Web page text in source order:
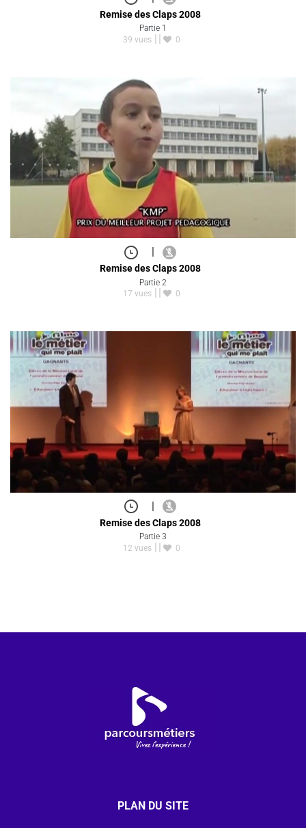
Remise des Claps 2008
Partie 1
39 vues
0
|
Remise des Claps 2008
Partie 2
17 vues
0
|
Remise des Claps 2008
Partie 3
12 vues
0
PLAN DU SITE